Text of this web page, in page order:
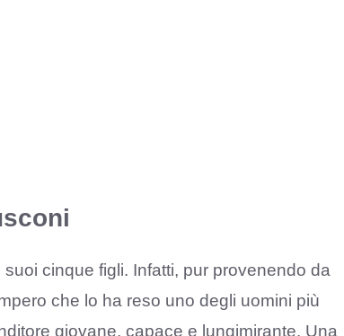
cinque figli. Infatti, pur provenendo da
che lo ha reso uno degli uomini più
giovane, capace e lungimirante. Una